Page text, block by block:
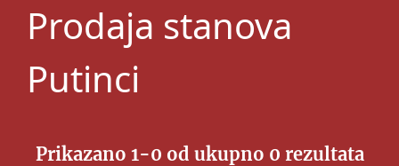
Prodaja stanova
Putinci
Prikazano 1-0 od ukupno 0 rezultata